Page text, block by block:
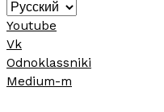
Youtube
Vk
Odnoklassniki
Medium-m